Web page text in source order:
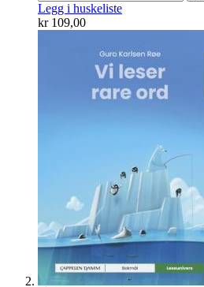
Legg i huskeliste
kr 109,00